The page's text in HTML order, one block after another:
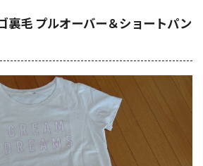
裏毛 プルオーバー＆ショートパン